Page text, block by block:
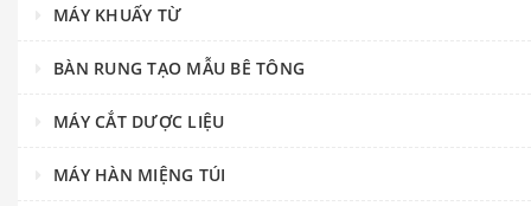
MÁY KHUẤY TỪ
BÀN RUNG TẠO MẪU BÊ TÔNG
MÁY CẮT DƯỢC LIỆU
MÁY HÀN MIỆNG TÚI